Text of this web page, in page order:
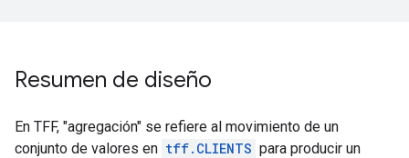
Resumen de diseño
En TFF, "agregación" se refiere al movimiento de un
conjunto de valores en tff.CLIENTS para producir un